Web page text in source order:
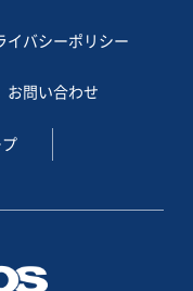
イバシーポリシー
お問い合わせ